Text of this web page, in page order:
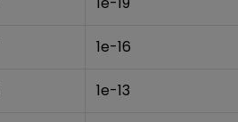
1e-16
1e-13